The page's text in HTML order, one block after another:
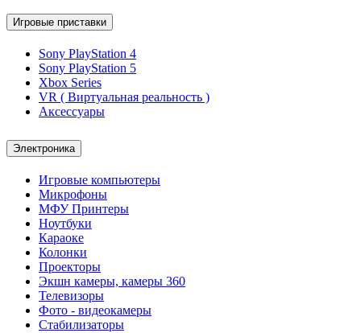
Игровые приставки
Sony PlayStation 4
Sony PlayStation 5
Xbox Series
VR ( Виртуальная реальность )
Аксессуары
Электроника
Игровые компьютеры
Микрофоны
МФУ Принтеры
Ноутбуки
Караоке
Колонки
Проекторы
Экшн камеры, камеры 360
Телевизоры
Фото - видеокамеры
Стабилизаторы